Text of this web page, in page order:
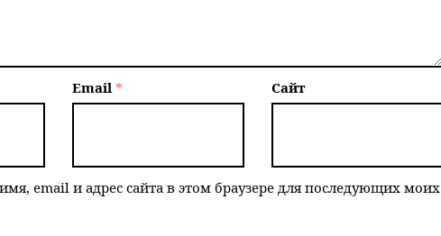
Email * Сайт
email и адрес сайта в этом браузере для последующих моих